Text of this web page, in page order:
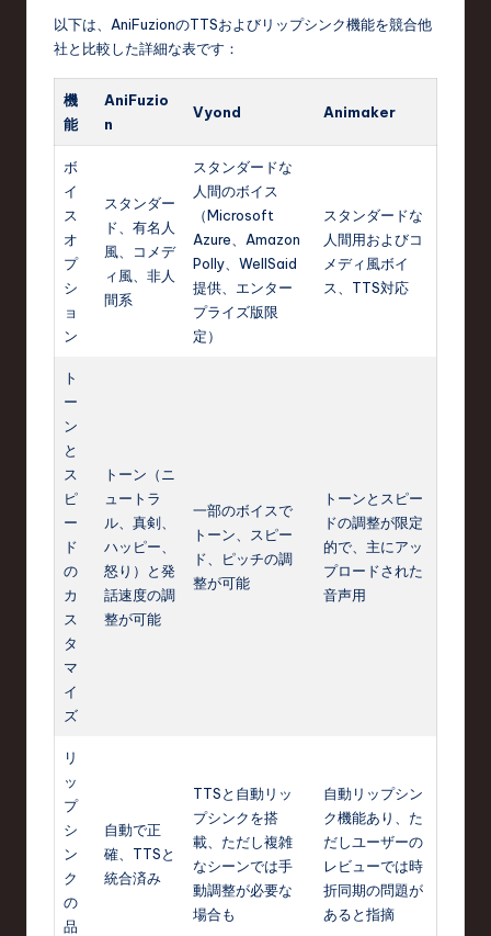
以下は、AniFuzionのTTSおよびリップシンク機能を競合他
社と比較した詳細な表です：
機
能
AniFuzio
n
Vyond Animaker
ボ
イ
ス
オ
プ
シ
ョ
ン
スタンダー
ド、有名人
風、コメデ
ィ風、非人
間系
スタンダードな
人間のボイス
（Microsoft
Azure、Amazon
Polly、WellSaid
提供、エンター
プライズ版限
定）
スタンダードな
人間用およびコ
メディ風ボイ
ス、TTS対応
ト
ー
ン
と
ス
ピ
ー
ド
の
カ
ス
タ
マ
イ
ズ
トーン（ニ
ュートラ
ル、真剣、
ハッピー、
怒り）と発
話速度の調
整が可能
一部のボイスで
トーン、スピー
ド、ピッチの調
整が可能
トーンとスピー
ドの調整が限定
的で、主にアッ
プロードされた
音声用
リ
ッ
プ
シ
ン
ク
の
品
自動で正
確、TTSと
統合済み
TTSと自動リッ
プシンクを搭
載、ただし複雑
なシーンでは手
動調整が必要な
場合も
自動リップシン
ク機能あり、た
だしユーザーの
レビューでは時
折同期の問題が
あると指摘